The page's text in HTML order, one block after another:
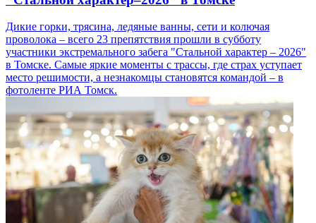
Дикие горки, трясина, ледяные ванны, сети и колючая
проволока – всего 23 препятствия прошли в субботу
участники экстремального забега "Стальной характер – 2026"
в Томске. Самые яркие моменты с трассы, где страх уступает
место решимости, а незнакомцы становятся командой – в
фотоленте РИА Томск.